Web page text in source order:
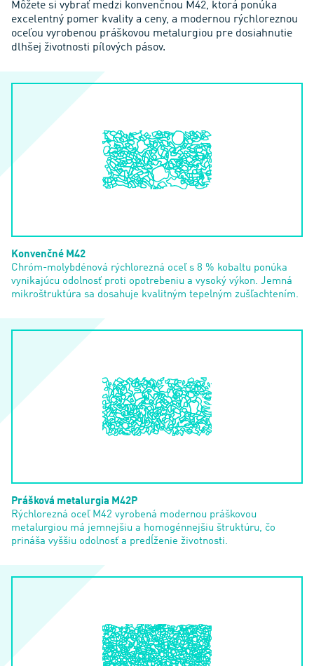
Môžete si vybrať medzi konvenčnou M42, ktorá ponúka
excelentný pomer kvality a ceny, a modernou rýchloreznou
oceľou vyrobenou práškovou metalurgiou pre dosiahnutie
dlhšej životnosti pílových pásov.
Konvenčné M42
Chróm-molybdénová rýchlorezná oceľ s 8 % kobaltu ponúka
vynikajúcu odolnosť proti opotrebeniu a vysoký výkon. Jemná
mikroštruktúra sa dosahuje kvalitným tepelným zušľachtením.
Prášková metalurgia M42P
Rýchlorezná oceľ M42 vyrobená modernou práškovou
metalurgiou má jemnejšiu a homogénnejšiu štruktúru, čo
prináša vyššiu odolnosť a predĺženie životnosti.